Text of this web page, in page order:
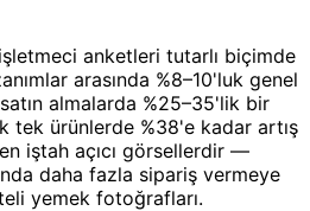
anketleri tutarlı biçimde
arasında %8–10'luk genel
almalarda %25–35'lik bir
tek ürünlerde %38'e kadar artış
iştah açıcı görsellerdir —
daha fazla sipariş vermeye
yemek fotoğrafları.